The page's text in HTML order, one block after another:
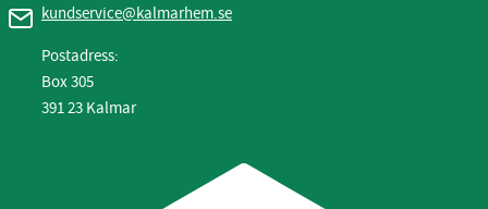
kundservice@kalmarhem.se
Postadress:
Box 305
391 23 Kalmar